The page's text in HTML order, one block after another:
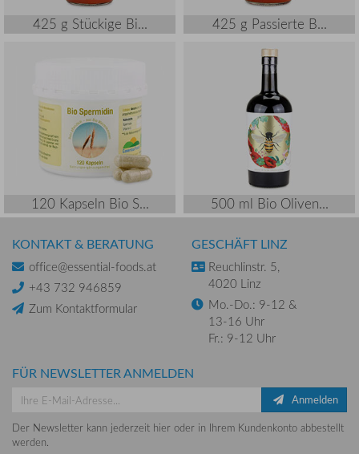
425 g Stückige Bi... 425 g Passierte B...
120 Kapseln Bio S... 500 ml Bio Oliven...
KONTAKT & BERATUNG
office@essential-foods.at
+43 732 946859
Zum Kontaktformular
GESCHÄFT LINZ
Reuchlinstr. 5,
4020 Linz
Mo.-Do.: 9-12 &
13-16 Uhr
Fr.: 9-12 Uhr
FÜR NEWSLETTER ANMELDEN
Anmelden
Der Newsletter kann jederzeit hier oder in Ihrem Kundenkonto abbestellt
werden.